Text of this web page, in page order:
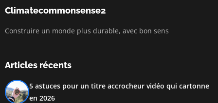
Climatecommonsense2
Construire un monde plus durable, avec bon sens
Articles récents
5 astuces pour un titre accrocheur vidéo qui cartonne
en 2026